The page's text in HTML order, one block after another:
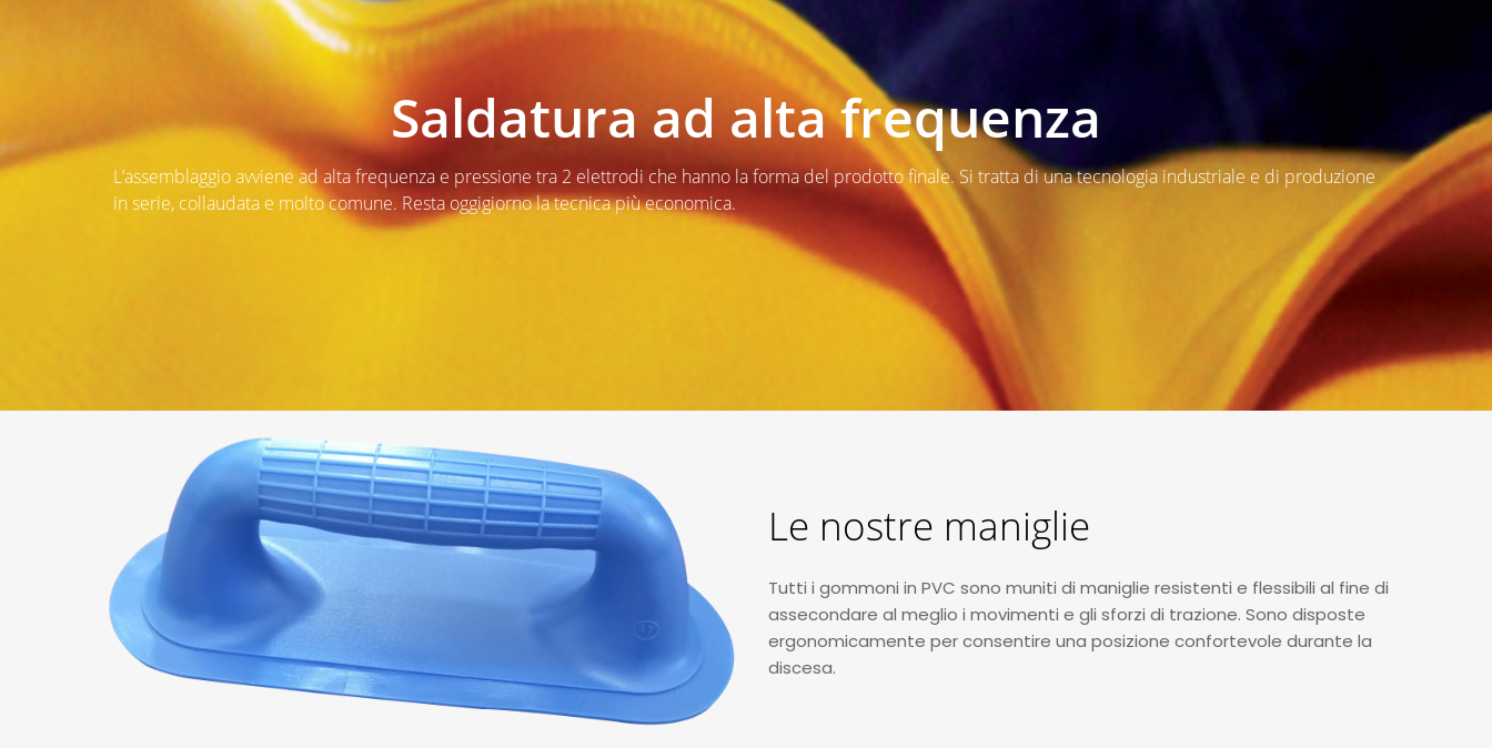
Saldatura ad alta frequenza
L’assemblaggio avviene ad alta frequenza e pressione tra 2 elettrodi che hanno la forma del prodotto finale. Si tratta di una tecnologia industriale e di produzione
in serie, collaudata e molto comune. Resta oggigiorno la tecnica più economica.
Le nostre maniglie
Tutti i gommoni in PVC sono muniti di maniglie resistenti e flessibili al fine di
assecondare al meglio i movimenti e gli sforzi di trazione. Sono disposte
ergonomicamente per consentire una posizione confortevole durante la
discesa.